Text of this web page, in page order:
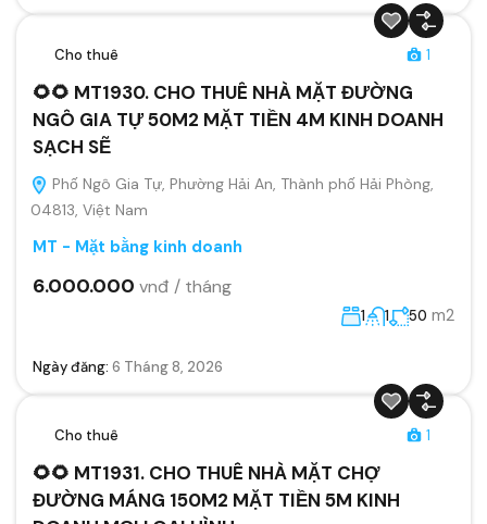
Cho thuê 1
🌻🌻 MT1930. CHO THUÊ NHÀ MẶT ĐƯỜNG
NGÔ GIA TỰ 50M2 MẶT TIỀN 4M KINH DOANH
SẠCH SẼ
Phố Ngô Gia Tự, Phường Hải An, Thành phố Hải Phòng,
04813, Việt Nam
MT - Mặt bằng kinh doanh
6.000.000 vnđ / tháng
1 1 50 m2
Ngày đăng: 6 Tháng 8, 2026
Cho thuê 1
🌻🌻 MT1931. CHO THUÊ NHÀ MẶT CHỢ
ĐƯỜNG MÁNG 150M2 MẶT TIỀN 5M KINH